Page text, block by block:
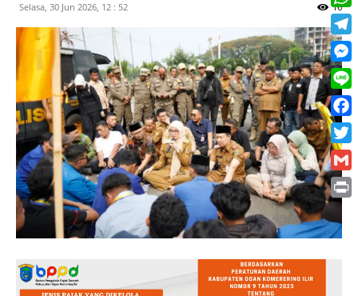
Selasa, 30 Jun 2026, 12 : 52 16
Line
Print